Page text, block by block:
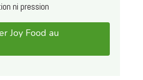
ni pression
Joy Food au